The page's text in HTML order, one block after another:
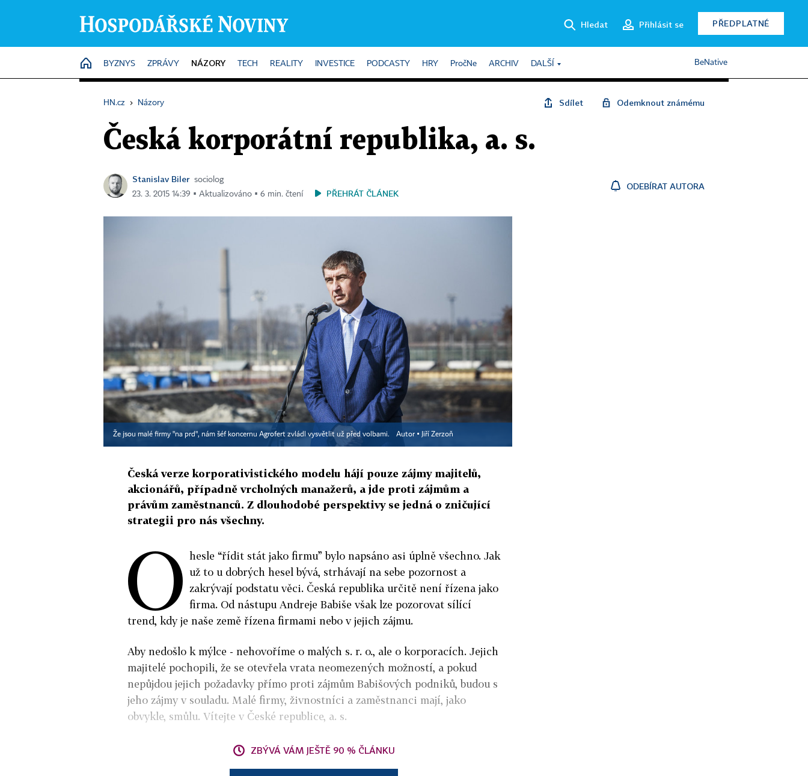
Hledat Přihlásit se PŘEDPLATNÉ
HOME
BYZNYS ZPRÁVY NÁZORY TECH REALITY INVESTICE PODCASTY HRY PročNe ARCHIV DALŠÍ BeNative
HN.cz › Názory Sdílet Odemknout známému
Česká korporátní republika, a. s.
Stanislav Biler sociolog
23. 3. 2015 14:39 ▪ Aktualizováno ▪ 6 min. čtení
PŘEHRÁT ČLÁNEK
ODEBÍRAT AUTORA
Že jsou malé firmy "na prd", nám šéf koncernu Agrofert zvládl vysvětlit už před volbami. Autor ▪ Jiří Zerzoň
Česká verze korporativistického modelu hájí pouze zájmy majitelů,
akcionářů, případně vrcholných manažerů, a jde proti zájmům a
právům zaměstnanců. Z dlouhodobé perspektivy se jedná o zničující
strategii pro nás všechny.
O hesle “řídit stát jako firmu” bylo napsáno asi úplně všechno. Jak
už to u dobrých hesel bývá, strhávají na sebe pozornost a
zakrývají podstatu věci. Česká republika určitě není řízena jako
firma. Od nástupu Andreje Babiše však lze pozorovat sílící
trend, kdy je naše země řízena firmami nebo v jejich zájmu.
Aby nedošlo k mýlce - nehovoříme o malých s. r. o., ale o korporacích. Jejich
majitelé pochopili, že se otevřela vrata neomezených možností, a pokud
nepůjdou jejich požadavky přímo proti zájmům Babišových podniků, budou s
jeho zájmy v souladu. Malé firmy, živnostníci a zaměstnanci mají, jako
obvykle, smůlu. Vítejte v České republice, a. s.
ZBÝVÁ VÁM JEŠTĚ 90 % ČLÁNKU